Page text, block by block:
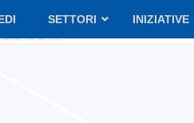
SETTORI INIZIATIVE